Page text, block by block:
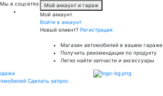
Мы в соцсетях:
Мой аккаунт и гараж
Мой аккаунт
Войти в аккаунт
Новый клиент? Регистрация
Магазин автомобилей в вашем гараже
Получить рекомендации по продукту
Легко найти запчасти и аксессуары
Сделать запрос